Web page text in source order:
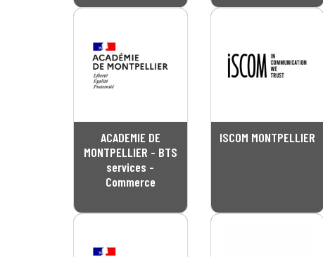
ACADEMIE DE
MONTPELLIER - BTS
services -
Commerce
ISCOM MONTPELLIER